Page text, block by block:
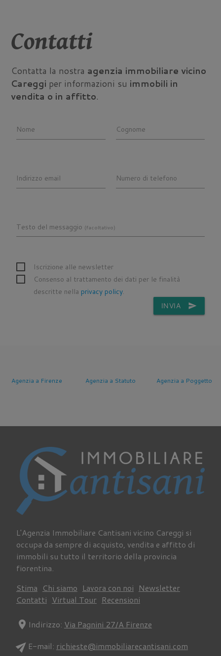
Contatti
Contatta la nostra agenzia immobiliare vicino
Careggi per informazioni su immobili in
vendita o in affitto.
Nome Cognome
Indirizzo email Numero di telefono
Testo del messaggio (facoltativo)
Iscrizione alle newsletter
Consenso al trattamento dei dati per le finalità
descritte nella privacy policy.
INVIA send
Agenzia a Firenze Agenzia a Statuto Agenzia a Poggetto
L'Agenzia Immobiliare Cantisani vicino Careggi si
occupa da sempre di acquisto, vendita e affitto di
immobili su tutto il territorio della provincia
fiorentina.
Stima Chi siamo Lavora con noi Newsletter
Contatti Virtual Tour Recensioni
location_on Indirizzo: Via Pagnini 27/A Firenze
sendE-mail: richieste@immobiliarecantisani.com